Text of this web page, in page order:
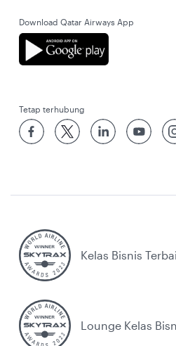
Download Qatar Airways App
Tetap terhubung
Kelas Bisnis
Lounge Kelas